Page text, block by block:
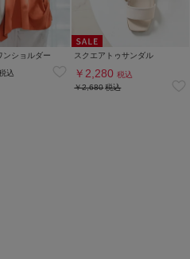
ンショルダー
込
スクエアトゥサンダル
￥2,280 税込
￥2,680税込